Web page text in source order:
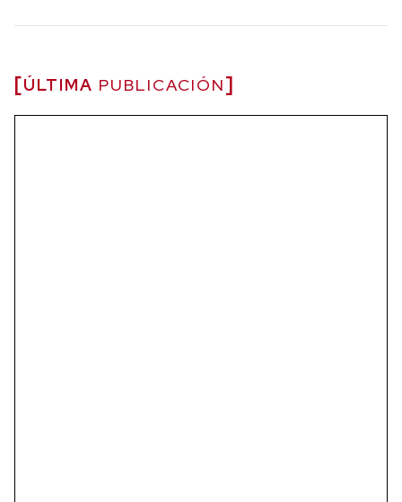
ÚLTIMA PUBLICACIÓN